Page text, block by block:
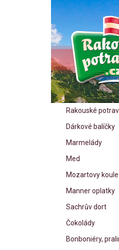
Rakouské
Dárkové balíčky
Marmelády
Med
Mozartovy koule
Manner oplatky
Sachrův dort
Čokolády
Bonboniéry,